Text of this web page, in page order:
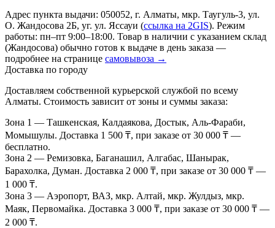
Адрес пункта выдачи: 050052, г. Алматы, мкр. Таугуль-3, ул.
О. Жандосова 2Б, уг. ул. Яссауи (ссылка на 2GIS). Режим
работы: пн–пт 9:00–18:00. Товар в наличии с указанием склад
(Жандосова) обычно готов к выдаче в день заказа —
подробнее на странице самовывоза →
Доставка по городу
Доставляем собственной курьерской службой по всему
Алматы. Стоимость зависит от зоны и суммы заказа:
Зона 1 — Ташкенская, Калдаякова, Достык, Аль-Фараби,
Момышулы. Доставка 1 500 ₸, при заказе от 30 000 ₸ —
бесплатно.
Зона 2 — Ремизовка, Баганашил, Алгабас, Шанырак,
Барахолка, Думан. Доставка 2 000 ₸, при заказе от 30 000 ₸ —
1 000 ₸.
Зона 3 — Аэропорт, ВАЗ, мкр. Алтай, мкр. Жулдыз, мкр.
Маяк, Первомайка. Доставка 3 000 ₸, при заказе от 30 000 ₸ —
2 000 ₸.